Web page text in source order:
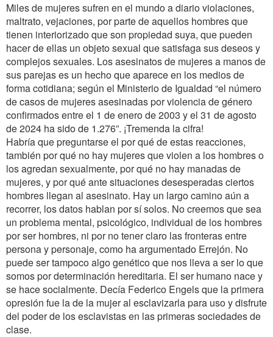
Miles de mujeres sufren en el mundo a diario violaciones,
maltrato, vejaciones, por parte de aquellos hombres que
tienen interiorizado que son propiedad suya, que pueden
hacer de ellas un objeto sexual que satisfaga sus deseos y
complejos sexuales. Los asesinatos de mujeres a manos de
sus parejas es un hecho que aparece en los medios de
forma cotidiana; según el Ministerio de Igualdad “el número
de casos de mujeres asesinadas por violencia de género
confirmados entre el 1 de enero de 2003 y el 31 de agosto
de 2024 ha sido de 1.276”. ¡Tremenda la cifra!
Habría que preguntarse el por qué de estas reacciones,
también por qué no hay mujeres que violen a los hombres o
los agredan sexualmente, por qué no hay manadas de
mujeres, y por qué ante situaciones desesperadas ciertos
hombres llegan al asesinato. Hay un largo camino aún a
recorrer, los datos hablan por sí solos. No creemos que sea
un problema mental, psicológico, individual de los hombres
por ser hombres, ni por no tener claro las fronteras entre
persona y personaje, como ha argumentado Errejón. No
puede ser tampoco algo genético que nos lleva a ser lo que
somos por determinación hereditaria. El ser humano nace y
se hace socialmente. Decía Federico Engels que la primera
opresión fue la de la mujer al esclavizarla para uso y disfrute
del poder de los esclavistas en las primeras sociedades de
clase.